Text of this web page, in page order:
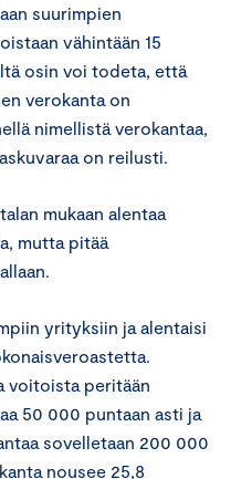
suurimpien
vähintään 15
osin voi todeta, että
verokanta on
nimellistä verokantaa,
on reilusti.
mukaan alentaa
mutta pitää
yrityksiin ja alentaisi
voitoista peritään
50 000 puntaan asti ja
sovelletaan 200 000
nousee 25,8